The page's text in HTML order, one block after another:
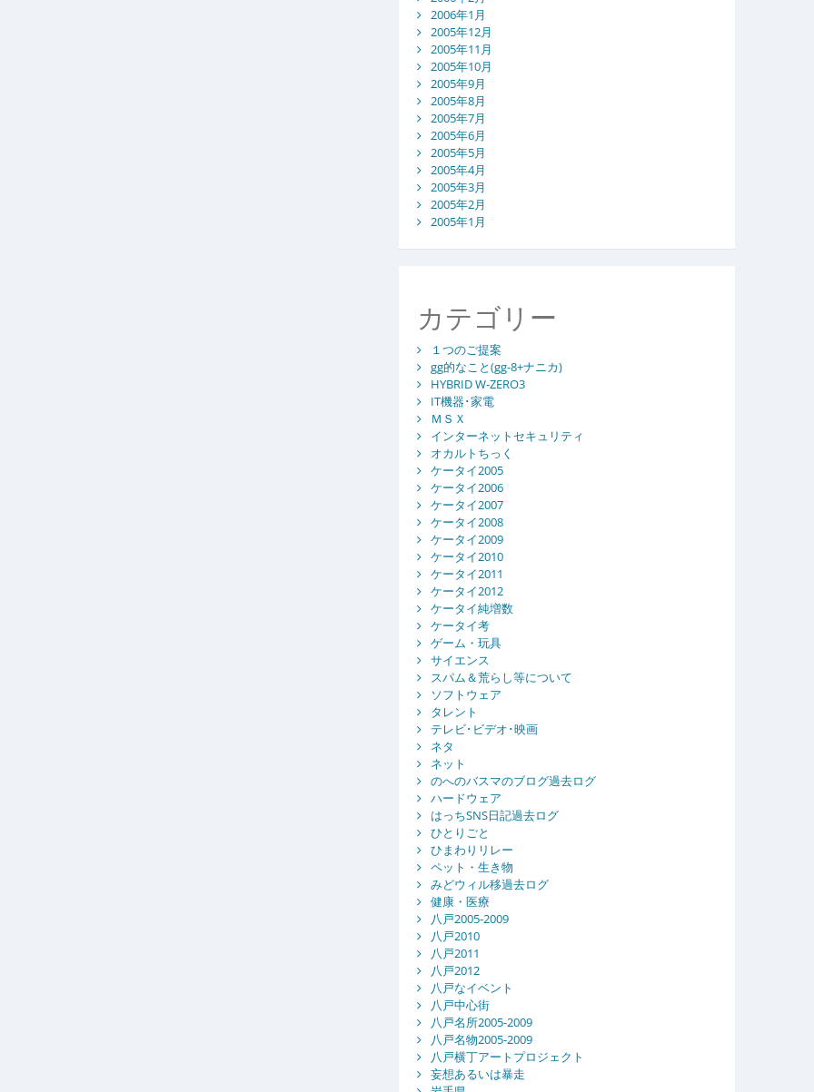
2006年1月
2005年12月
2005年11月
2005年10月
2005年9月
2005年8月
2005年7月
2005年6月
2005年5月
2005年4月
2005年3月
2005年2月
2005年1月
カテゴリー
１つのご提案
gg的なこと(gg-8+ナニカ)
HYBRID W-ZERO3
IT機器･家電
ＭＳＸ
インターネットセキュリティ
オカルトちっく
ケータイ2005
ケータイ2006
ケータイ2007
ケータイ2008
ケータイ2009
ケータイ2010
ケータイ2011
ケータイ2012
ケータイ純増数
ケータイ考
ゲーム・玩具
サイエンス
スパム＆荒らし等について
ソフトウェア
タレント
テレビ･ビデオ･映画
ネタ
ネット
のへのバスマのブログ過去ログ
ハードウェア
はっちSNS日記過去ログ
ひとりごと
ひまわりリレー
ペット・生き物
みどウィル移過去ログ
健康・医療
八戸2005-2009
八戸2010
八戸2011
八戸2012
八戸なイベント
八戸中心街
八戸名所2005-2009
八戸名物2005-2009
八戸横丁アートプロジェクト
妄想あるいは暴走